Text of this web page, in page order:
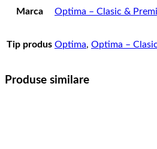
Marca Optima – Clasic &
Tip produs Optima, Optima –
Produse similare